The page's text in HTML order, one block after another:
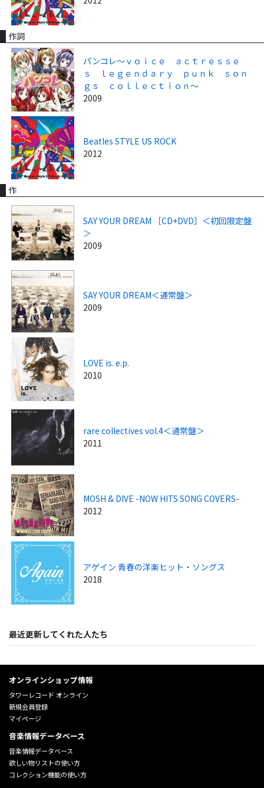
作詞
パンコレ～ｖｏｉｃｅ ａｃｔｒｅｓｓｅ
ｓ ｌｅｇｅｎｄａｒｙ ｐｕｎｋ ｓｏｎ
ｇｓ ｃｏｌｌｅｃｔｉｏｎ～
2009
Beatles STYLE US ROCK
2012
作
SAY YOUR DREAM ［CD+DVD］＜初回限定盤
＞
2009
SAY YOUR DREAM＜通常盤＞
2009
LOVE is. e.p.
2010
rare collectives vol.4＜通常盤＞
2011
MOSH & DIVE -NOW HITS SONG COVERS-
2012
アゲイン 青春の洋楽ヒット・ソングス
2018
最近更新してくれた人たち
オンラインショップ情報
タワーレコード オンライン
新規会員登録
マイページ
音楽情報データベース
音楽情報データベース
欲しい物リストの使い方
コレクション機能の使い方